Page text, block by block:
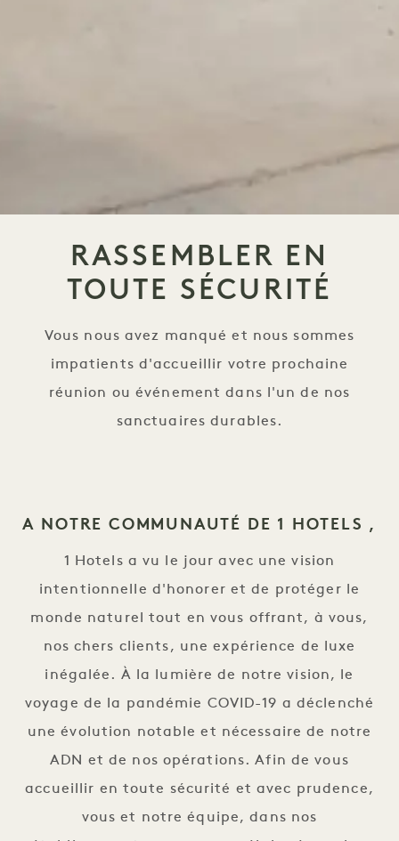
RASSEMBLER EN
TOUTE SÉCURITÉ
Vous nous avez manqué et nous sommes
impatients d'accueillir votre prochaine
réunion ou événement dans l'un de nos
sanctuaires durables.
A NOTRE COMMUNAUTÉ DE 1 HOTELS ,
1 Hotels a vu le jour avec une vision
intentionnelle d'honorer et de protéger le
monde naturel tout en vous offrant, à vous,
nos chers clients, une expérience de luxe
inégalée. À la lumière de notre vision, le
voyage de la pandémie COVID-19 a déclenché
une évolution notable et nécessaire de notre
ADN et de nos opérations. Afin de vous
accueillir en toute sécurité et avec prudence,
vous et notre équipe, dans nos